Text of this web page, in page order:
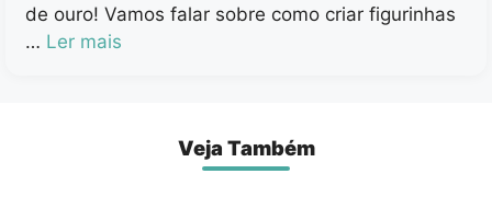
de ouro! Vamos falar sobre como criar figurinhas
… Ler mais
Veja Também